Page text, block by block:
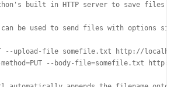
built in HTTP server to save files
be used to send files with options
--upload-file somefile.txt http://
--body-file=somefile.txt http://